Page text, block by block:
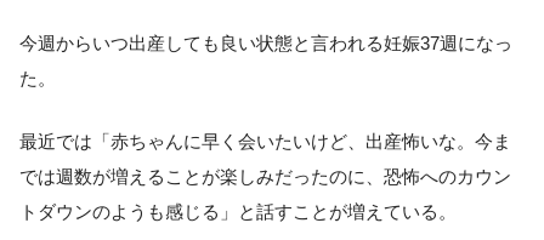
今週からいつ出産しても良い状態と言われる妊娠37週になっ
た。
最近では「赤ちゃんに早く会いたいけど、出産怖いな。今ま
では週数が増えることが楽しみだったのに、恐怖へのカウン
トダウンのようも感じる」と話すことが増えている。